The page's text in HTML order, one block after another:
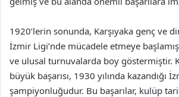
1920’lerin sonunda, Karşıyaka genç ve
İzmir Ligi’nde mücadele etmeye
ve ulusal turnuvalarda boy göstermiştir.
büyük başarısı, 1930 yılında kazandığı
şampiyonluğudur. Bu başarılar, kulüp